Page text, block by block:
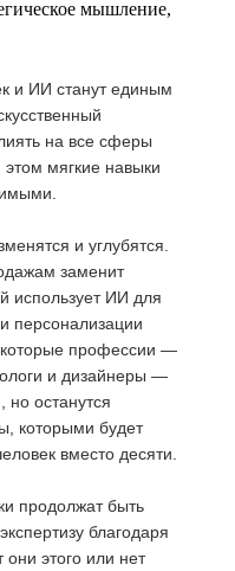
мышление,
и ИИ станут единым
на все сферы
этом мягкие навыки
и углубятся.
заменит
использует ИИ для
персонализации
профессии —
и дизайнеры —
но останутся
которыми будет
вместо десяти.
продолжат быть
благодаря
они этого или нет